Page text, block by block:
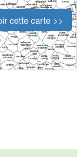
cette carte >>